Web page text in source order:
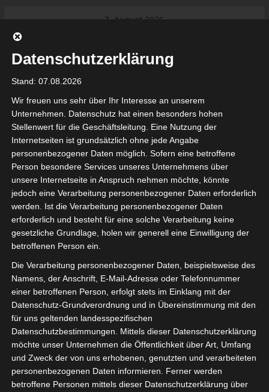
7. August 2026
beginnt am 22. und 23. August
2026 (Update)
Meisterschaft an
Ligue 1 Pro: Spielplan der ersten 15
Spieltage der Saison 2026/2027
Ligue 2 Pro Tunesien 2026/2027 –
Saison beginnt am am 19./20.
September 2026
Internationaler Sportgerichtshof
lehnt Eilverfahren ab – AS Soliman
steuert auf die Ligue 2 zu
tunesienfussball.de
Tunesien Ligafußball
von Google Adsense (Google Ireland Limited, Gordon House, Barrow
Ireland) benötigen wir laut DSGVO Ihre Zustimmung. Es werden seitens
Daten erhoben, verarbeitet und gespeichert. Welche Daten genau
bitte den Datenschutzbedingungen.
Google Adsenseist deaktiviert. ✓ Erlauben Datenschutzbedingungen
Sie befinden sich hier:Startseite»Stadien»Stade
Municipal Kalâa Seghira
Datenschutzerklärung
Stand: 07.08.2026
Wir freuen uns sehr über Ihr Interesse an unserem
Unternehmen. Datenschutz hat einen besonders hohen
Stellenwert für die Geschäftsleitung. Eine Nutzung der
Internetseiten ist grundsätzlich ohne jede Angabe
personenbezogener Daten möglich. Sofern eine betroffene
Person besondere Services unseres Unternehmens über
unsere Internetseite in Anspruch nehmen möchte, könnte
jedoch eine Verarbeitung personenbezogener Daten erforderlich
werden. Ist die Verarbeitung personenbezogener Daten
erforderlich und besteht für eine solche Verarbeitung keine
gesetzliche Grundlage, holen wir generell eine Einwilligung der
betroffenen Person ein.
Die Verarbeitung personenbezogener Daten, beispielsweise des
Namens, der Anschrift, E-Mail-Adresse oder Telefonnummer
einer betroffenen Person, erfolgt stets im Einklang mit der
Datenschutz-Grundverordnung und in Übereinstimmung mit den
für uns geltenden landesspezifischen
Datenschutzbestimmungen. Mittels dieser Datenschutzerklärung
möchte unser Unternehmen die Öffentlichkeit über Art, Umfang
und Zweck der von uns erhobenen, genutzten und verarbeiteten
personenbezogenen Daten informieren. Ferner werden
betroffene Personen mittels dieser Datenschutzerklärung über